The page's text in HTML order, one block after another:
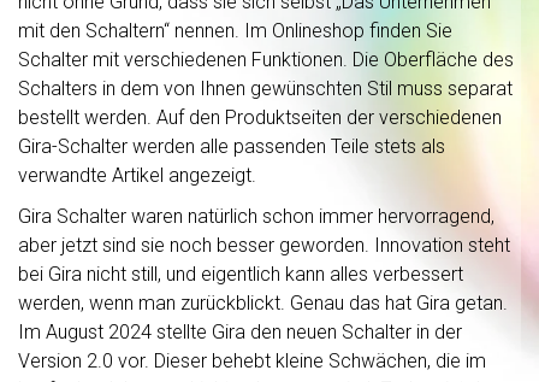
mit den Schaltern“ nennen. Im Onlineshop finden Sie
Schalter mit verschiedenen Funktionen. Die Oberfläche des
Schalters in dem von Ihnen gewünschten Stil muss separat
bestellt werden. Auf den Produktseiten der verschiedenen
Gira-Schalter werden alle passenden Teile stets als
verwandte Artikel angezeigt.
Gira Schalter waren natürlich schon immer hervorragend,
aber jetzt sind sie noch besser geworden. Innovation steht
bei Gira nicht still, und eigentlich kann alles verbessert
werden, wenn man zurückblickt. Genau das hat Gira getan.
Im August 2024 stellte Gira den neuen Schalter in der
Version 2.0 vor. Dieser behebt kleine Schwächen, die im